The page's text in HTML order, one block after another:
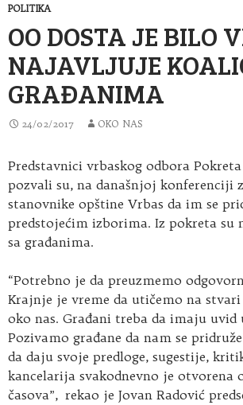
POLITIKA
OO DOSTA JE BILO
NAJAVLJUJE
GRAĐANIMA
24/02/2017 OKO NAS
Predstavnici vrbaskog odbora
pozvali su, na današnjoj konferenciji
stanovnike opštine Vrbas da im se
predstojećim izborima. Iz pokreta
sa građanima.
“Potrebno je da preuzmemo
Krajnje je vreme da utičemo na stvari
oko nas. Građani treba da imaju uvid
Pozivamo građane da nam se
da daju svoje predloge, sugestije,
kancelarija svakodnevno je otvorena
časova”, rekao je Jovan Radović